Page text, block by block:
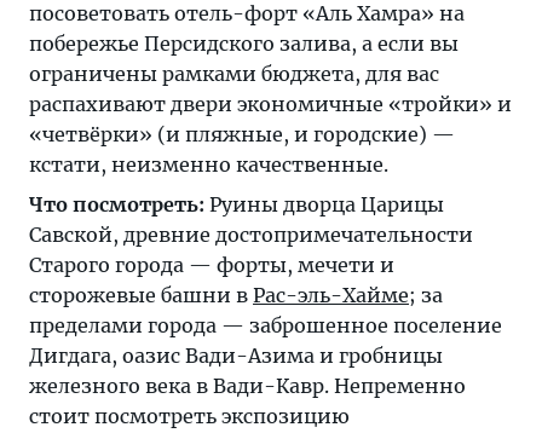
посоветовать отель-форт «Аль Хамра» на
побережье Персидского залива, а если вы
ограничены рамками бюджета, для вас
распахивают двери экономичные «тройки» и
«четвёрки» (и пляжные, и городские) —
кстати, неизменно качественные.
Что посмотреть: Руины дворца Царицы
Савской, древние достопримечательности
Старого города — форты, мечети и
сторожевые башни в Рас-эль-Хайме; за
пределами города — заброшенное поселение
Дигдага, оазис Вади-Азима и гробницы
железного века в Вади-Кавр. Непременно
стоит посмотреть экспозицию